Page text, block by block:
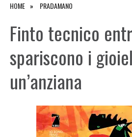
HOME PRADAMANO
Finto tecnico
spariscono i
un’anziana